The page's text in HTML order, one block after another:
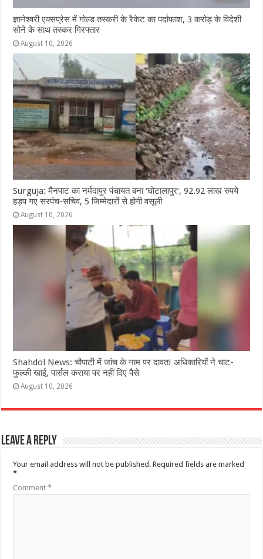
ज्ञानेश्वरी एक्सप्रेस में गोल्ड तस्करी के रैकेट का पर्दाफाश, 3 करोड़ के विदेशी
सोने के साथ तस्कर गिरफ्तार
August 10, 2026
Surguja: मैनपाट का नर्मदापुर पंचायत बना ‘घोटालापुर’, 92.92 लाख रुपये
हड़प गए सरपंच-सचिव, 5 जिम्मेदारों से होगी वसूली
August 10, 2026
Shahdol News: चौपाटी में जांच के नाम पर दावत! अधिकारियों ने चाट-
फुल्की खाई, पार्सल कराया पर नहीं दिए पैसे
August 10, 2026
Leave a Reply
Your email address will not be published. Required fields are marked
*
Comment*